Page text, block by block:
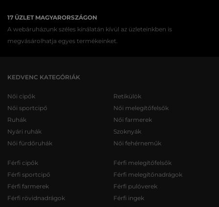
17 ÜZLET MAGYARORSZÁGON
A webáruházunk széles kínálatán kívül az üzleteinkben is
megvásárolhatja egyes termékeinket.
KEDVENC KATEGÓRIÁK
Női cipők
Női sportcipő
Ruhák
Nyári ruhák
Női fürdőruhák
Retikülök
Női melegítőfelsők
Női farmerek
Szoknyák
Női fehérneműk
Férfi cipők
Férfi sportcipő
Férfi farmerek
Férfi rövidnadrágok
Férfi melegítőfelsők
Férfi melegítőnadrágok
Férfi pulóverek
Férfi ingek